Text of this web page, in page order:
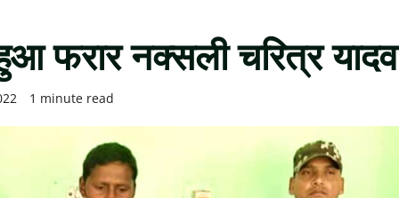
फरार नक्सली चरित्र यादव
1 minute read